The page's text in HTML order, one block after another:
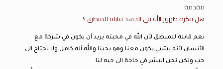
مقدمة
هل فكرة ظهور الله في الجسد قابلة للمنطق ؟
نعم قابلة للمنطق لأن الله في محبته يريد أن يكون في شركة مع
الأنسان لأنه يشتي يكون معنا وهو يحبنا والله أله كامل ولا يحتاج الى
حب ولكن نحن البشر في حاجة الى حبه لنا